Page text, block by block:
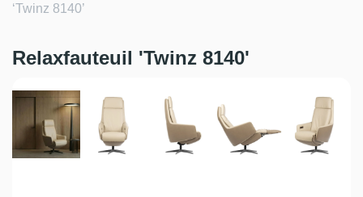
‘Twinz 8140’
Relaxfauteuil 'Twinz 8140'